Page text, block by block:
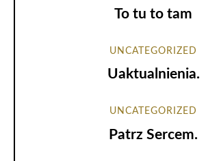
To tu to tam
UNCATEGORIZED
Uaktualnienia.
UNCATEGORIZED
Patrz Sercem.